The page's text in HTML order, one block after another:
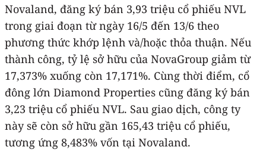
Novaland, đăng ký bán 3,93 triệu cổ phiếu NVL
trong giai đoạn từ ngày 16/5 đến 13/6 theo
phương thức khớp lệnh và/hoặc thỏa thuận. Nếu
thành công, tỷ lệ sở hữu của NovaGroup giảm từ
17,373% xuống còn 17,171%. Cùng thời điểm, cổ
đông lớn Diamond Properties cũng đăng ký bán
3,23 triệu cổ phiếu NVL. Sau giao dịch, công ty
này sẽ còn sở hữu gần 165,43 triệu cổ phiếu,
tương ứng 8,483% vốn tại Novaland.